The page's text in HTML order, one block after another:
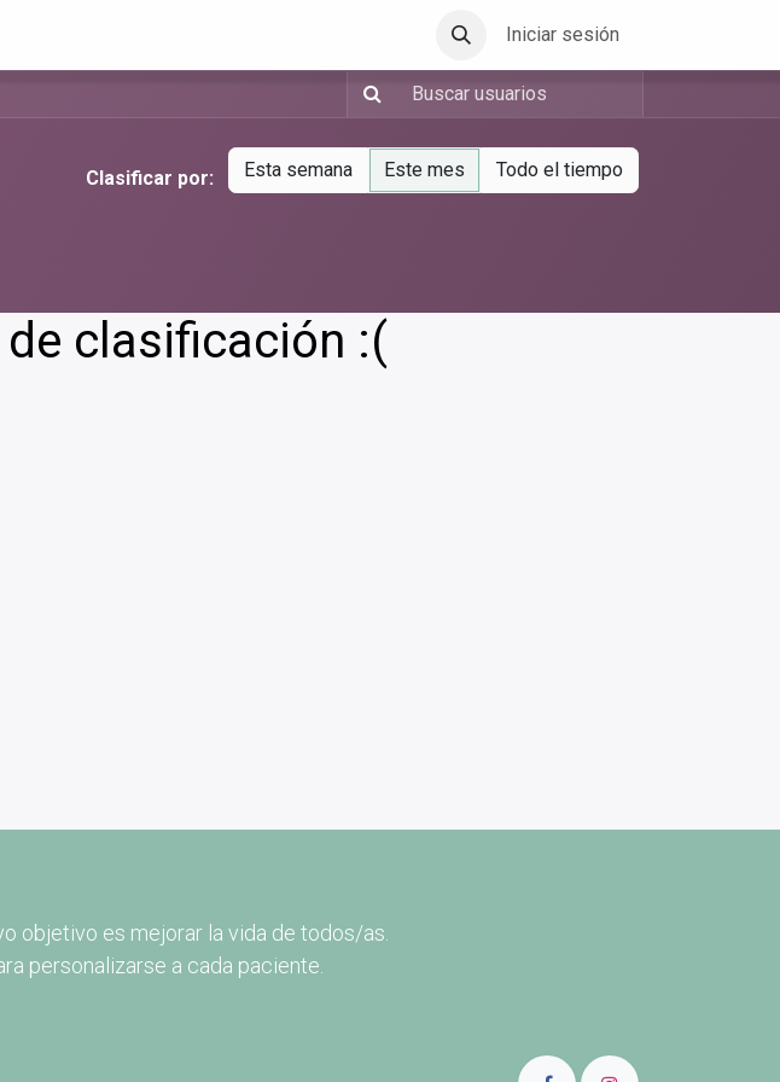
Iniciar sesión
Clasificar por: Esta semana Este mes Todo el tiempo
clasificación :(
objetivo es mejorar la vida de todos/as.
personalizarse a cada paciente.